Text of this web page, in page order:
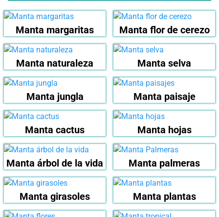
Manta margaritas Manta flor de cerezo
Manta naturaleza Manta selva
Manta jungla Manta paisaje
Manta cactus Manta hojas
Manta árbol de la vida Manta palmeras
Manta girasoles Manta plantas